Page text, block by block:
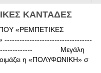
ΚΑΝΤΑΔΕΣ
«ΡΕΜΠΕΤΙΚΕΣ
-----------------------------------
Μεγάλη
η «ΠΟΛΥΦΩΝΙΚΗ» σ